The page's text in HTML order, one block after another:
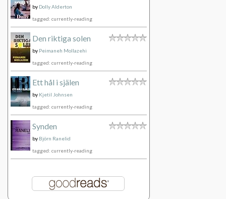
by Dolly Alderton
tagged: currently-reading
Den riktiga solen
by Peimaneh Mollazehi
tagged: currently-reading
Ett hål i själen
by Kjetil Johnsen
tagged: currently-reading
Synden
by Björn Ranelid
tagged: currently-reading